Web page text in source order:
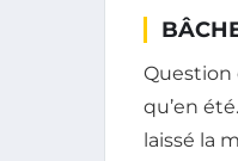
Question
qu’en
laissé la